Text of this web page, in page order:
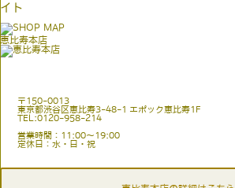
イト
恵比寿本店
〒150-0013
東京都渋谷区恵比寿3-48-1 エポック恵比寿1F
TEL:0120-958-214
営業時間：11:00〜19:00
定休日：水・日・祝